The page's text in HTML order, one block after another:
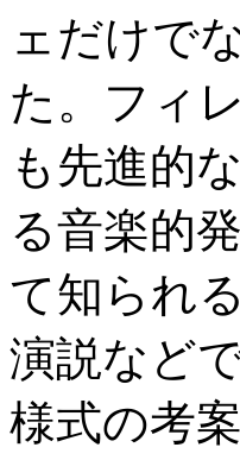
ェだけで
た。フィ
も先進的
る音楽的
て知られ
演説など
様式の考